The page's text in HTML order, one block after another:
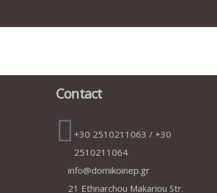
Contact
+30 2510211063 / +30
2510211064
info@domikoinep.gr
21 Ethnarchou Makariou Str.